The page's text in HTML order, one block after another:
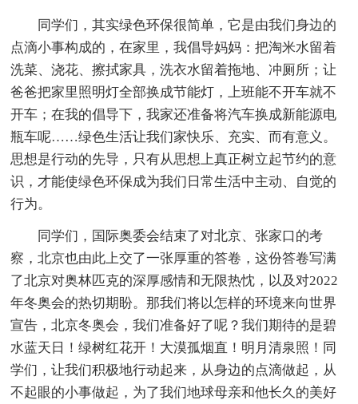
同学们，其实绿色环保很简单，它是由我们身边的
点滴小事构成的，在家里，我倡导妈妈：把淘米水留着
洗菜、浇花、擦拭家具，洗衣水留着拖地、冲厕所；让
爸爸把家里照明灯全部换成节能灯，上班能不开车就不
开车；在我的倡导下，我家还准备将汽车换成新能源电
瓶车呢……绿色生活让我们家快乐、充实、而有意义。
思想是行动的先导，只有从思想上真正树立起节约的意
识，才能使绿色环保成为我们日常生活中主动、自觉的
行为。
同学们，国际奥委会结束了对北京、张家口的考
察，北京也由此上交了一张厚重的答卷，这份答卷写满
了北京对奥林匹克的深厚感情和无限热忱，以及对2022
年冬奥会的热切期盼。那我们将以怎样的环境来向世界
宣告，北京冬奥会，我们准备好了呢？我们期待的是碧
水蓝天日！绿树红花开！大漠孤烟直！明月清泉照！同
学们，让我们积极地行动起来，从身边的点滴做起，从
不起眼的小事做起，为了我们地球母亲和他长久的美好